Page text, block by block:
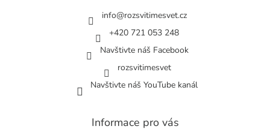
info@rozsvitimesvet.cz
+420 721 053 248
Navštivte náš Facebook
rozsvitimesvet
Navštivte náš YouTube kanál
Informace pro vás